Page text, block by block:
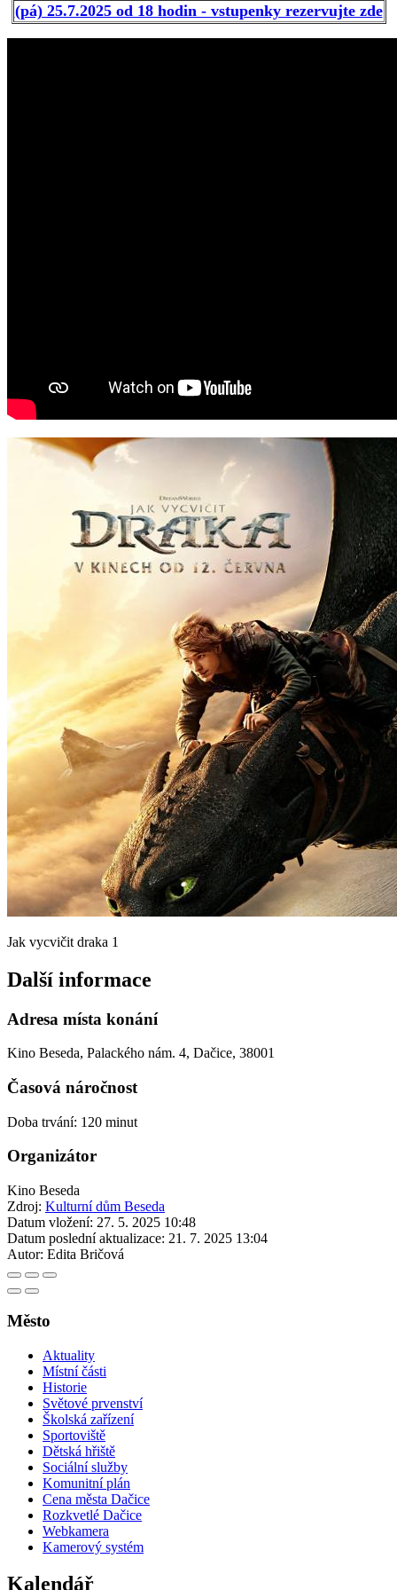
(pá) 25.7.2025 od 18 hodin - vstupenky rezervujte zde
Jak vycvičit draka 1
Další informace
Adresa místa konání
Kino Beseda, Palackého nám. 4, Dačice, 38001
Časová náročnost
Doba trvání: 120 minut
Organizátor
Kino Beseda
Zdroj: Kulturní dům Beseda
Datum vložení: 27. 5. 2025 10:48
Datum poslední aktualizace: 21. 7. 2025 13:04
Autor: Edita Bričová
Město
Aktuality
Místní části
Historie
Světové prvenství
Školská zařízení
Sportoviště
Dětská hřiště
Sociální služby
Komunitní plán
Cena města Dačice
Rozkvetlé Dačice
Webkamera
Kamerový systém
Kalendář